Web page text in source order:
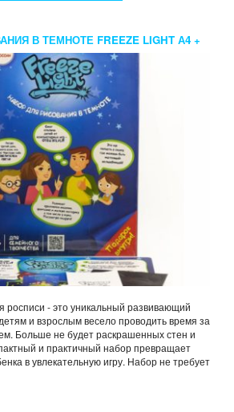
В ТЕМНОТЕ FREEZE LIGHT А4 +
росписи - это уникальный развивающий
и взрослым весело проводить время за
Больше не будет раскрашенных стен и
и практичный набор превращает
в увлекательную игру. Набор не требует